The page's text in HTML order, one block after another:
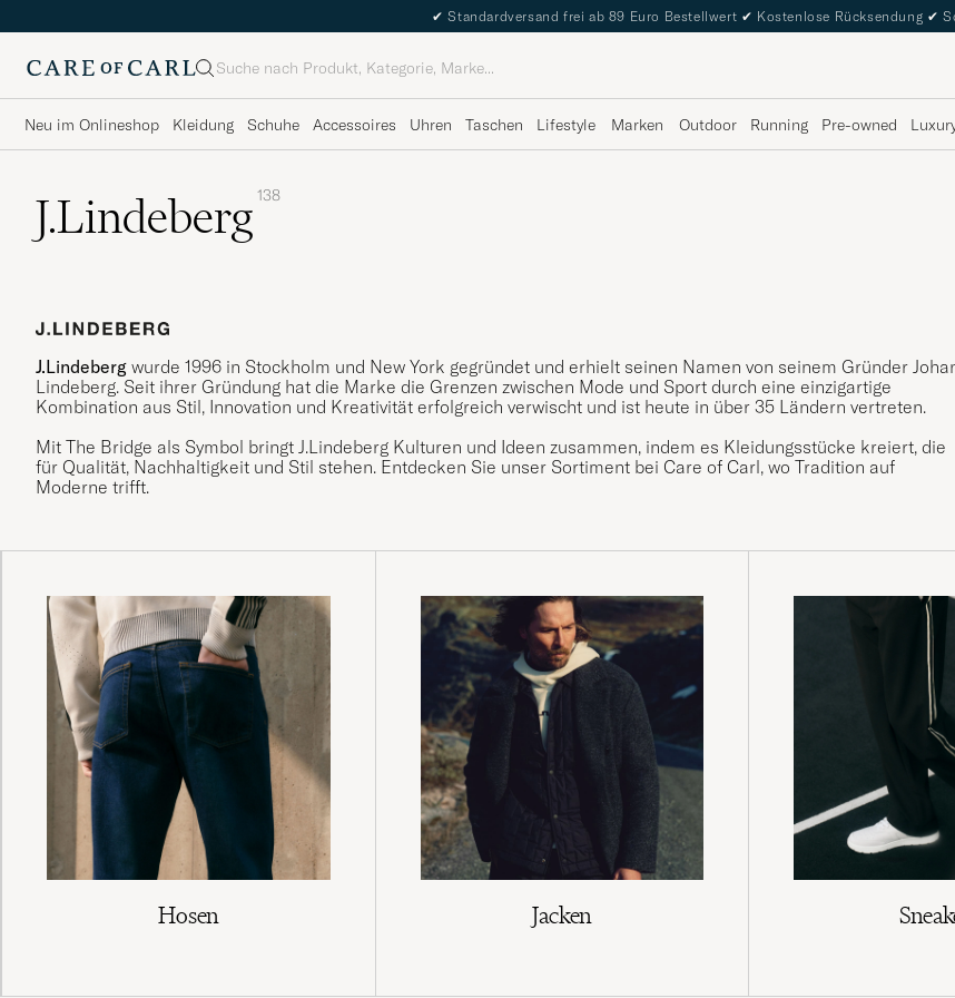
✔ Standardversand frei ab 89 Euro Bestellwert ✔ Kostenlose Rücksendung ✔
Suche
Neu im Onlineshop Kleidung Schuhe Accessoires Uhren Taschen Lifestyle Marken Outdoor Running Pre-owned
J.Lindeberg 138
J.Lindeberg wurde 1996 in Stockholm und New York gegründet und erhielt seinen Namen von seinem Gründer
Lindeberg. Seit ihrer Gründung hat die Marke die Grenzen zwischen Mode und Sport durch eine einzigartige
Kombination aus Stil, Innovation und Kreativität erfolgreich verwischt und ist heute in über 35 Ländern vertreten.
Mit The Bridge als Symbol bringt J.Lindeberg Kulturen und Ideen zusammen, indem es Kleidungsstücke kreiert, die
für Qualität, Nachhaltigkeit und Stil stehen. Entdecken Sie unser Sortiment bei Care of Carl, wo Tradition auf
Moderne trifft.
Hosen Jacken